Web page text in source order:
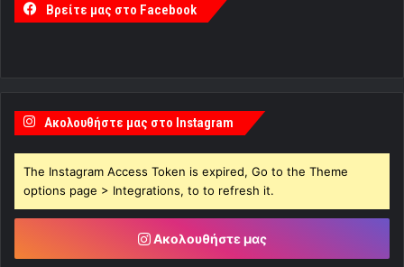
Βρείτε μας στο Facebook
Ακολουθήστε μας στο Instagram
The Instagram Access Token is expired, Go to the Theme
options page > Integrations, to to refresh it.
Ακολουθήστε μας